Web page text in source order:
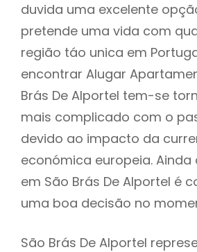
duvida uma excelente
pretende uma vida com
região táo unica em
encontrar Alugar
Brás De Alportel tem-se
mais complicado com o
devido ao impacto da
económica europeia. Ainda
em São Brás De Alportel é
uma boa decisão no
São Brás De Alportel